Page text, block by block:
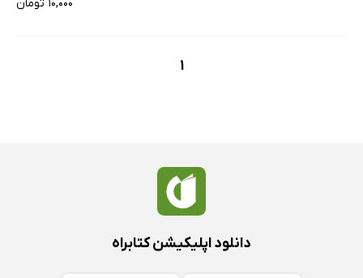
۱۰,۰۰۰ تومان
1
دانلود اپلیکیشن کتابراه